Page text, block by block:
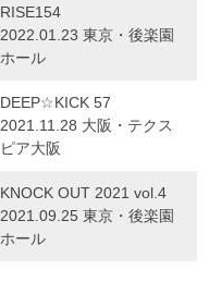
RISE154
2022.01.23 東京・後楽園
ホール
DEEP☆KICK 57
2021.11.28 大阪・テクス
ピア大阪
KNOCK OUT 2021 vol.4
2021.09.25 東京・後楽園
ホール